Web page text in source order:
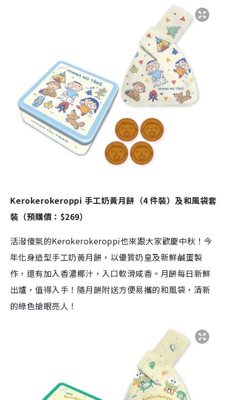
Kerokerokeroppi 手工奶黃月餅（4 件裝）及和風袋套
裝（預購價：$269）
活潑傻氣的Kerokerokeroppi也來跟大家歡慶中秋！今
年化身造型手工奶黃月餅，以優質奶皇及新鮮鹹蛋製
作，還有加入香濃椰汁，入口軟滑咸香。月餅每日新鮮
出爐，值得入手！隨月餅附送方便易攜的和風袋，清新
的綠色搶眼亮人！